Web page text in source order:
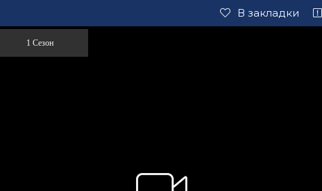
В закладки
1 Сезон